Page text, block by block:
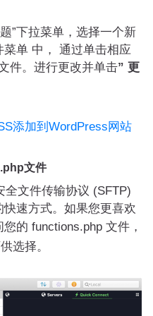
下拉菜单，选择一个新
单 中， 通过单击相应
件。进行更改并单击” 更
添加到WordPress网站
文件
文件传输协议 (SFTP)
速方式。如果您更喜欢
您的 functions.php 文件，
选择。